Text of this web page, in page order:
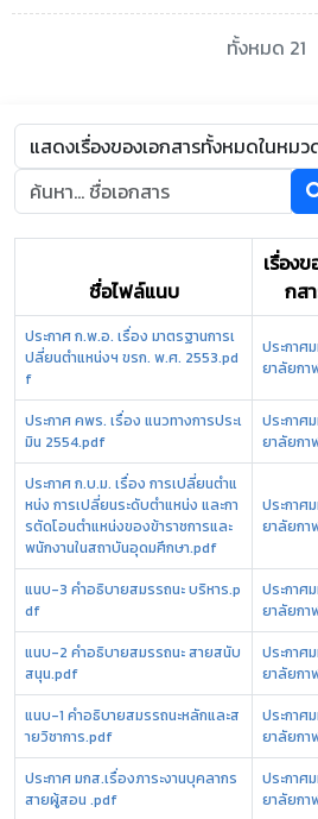
ทั้งหมด 21
ชื่อไฟล์แนบ
เรื่องข
กส
ประกาศ ก.พ.อ. เรื่อง มาตรฐานการเ
ปลี่ยนตำแหน่งฯ ขรก. พ.ศ. 2553.pd
f
ประกาศ
ยาลัยกา
ประกาศ คพร. เรื่อง แนวทางการประเ
มิน 2554.pdf
ประกาศ
ยาลัยกา
ประกาศ ก.บ.ม. เรื่อง การเปลี่ยนตำแ
หน่ง การเปลี่ยนระดับตำแหน่ง และกา
รตัดโอนตำแหน่งของข้าราชการและ
พนักงานในสถาบันอุดมศึกษา.pdf
ประกาศ
ยาลัยกา
แนบ-3 คำอธิบายสมรรถนะ บริหาร.p
df
ประกาศ
ยาลัยกา
แนบ-2 คำอธิบายสมรรถนะ สายสนับ
สนุน.pdf
ประกาศ
ยาลัยกา
แนบ-1 คำอธิบายสมรรถนะหลักและส
ายวิชาการ.pdf
ประกาศ
ยาลัยกา
ประกาศ มกส.เรื่องภาระงานบุคลากร
สายผู้สอน .pdf
ประกาศ
ยาลัยกา